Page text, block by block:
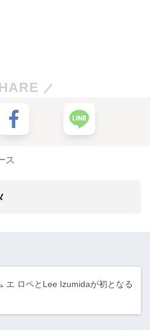
ス
エ ロペとLee Izumidaが初となる